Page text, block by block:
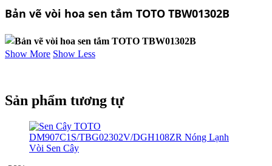
Bản vẽ vòi hoa sen tắm TOTO TBW01302B
Show More Show Less
Sản phẩm tương tự